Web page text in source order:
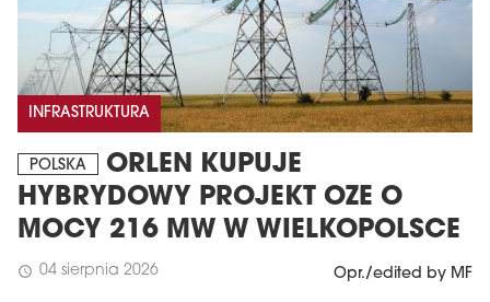
INFRASTRUKTURA
POLSKA
ORLEN KUPUJE
HYBRYDOWY PROJEKT OZE O
MOCY 216 MW W WIELKOPOLSCE
schedule 04 sierpnia 2026 Opr./edited by MF